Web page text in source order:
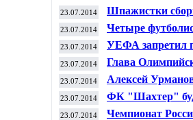
23.07.2014
Шпажистки
мира по
23.07.2014
Четыре
символическую
23.07.2014
УЕФА запретил
"Днепр" -
23.07.2014
Глава
возглавит
23.07.2014
Алексей
покинула его
23.07.2014
ФК "Шахтер"
футбольного
23.07.2014 Чемпионат